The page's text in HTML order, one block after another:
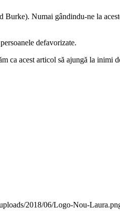
Numai gândindu-ne la
defavorizate.
ca acest articol să ajungă la inimi
2018/06/Logo-Nou-